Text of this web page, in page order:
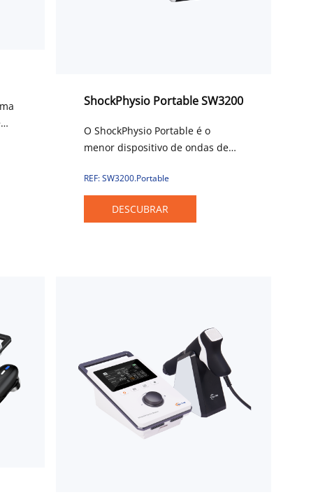
ShockPhysio Portable SW3200
O ShockPhysio Portable é o
menor dispositivo de ondas de
para fisioterapeutas atenderem
às suas necessidades de uso
móvel. Ele é equipado com uma
REF: SW3200.Portable
DESCUBRAR